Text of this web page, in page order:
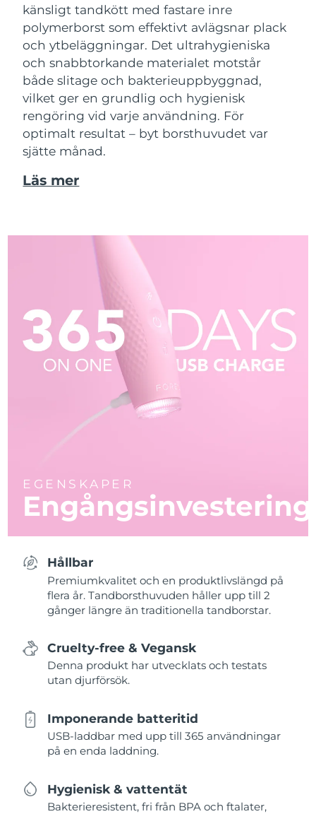
känsligt tandkött med fastare inre
polymerborst som effektivt avlägsnar plack
och ytbeläggningar. Det ultrahygieniska
och snabbtorkande materialet motstår
både slitage och bakterieuppbyggnad,
vilket ger en grundlig och hygienisk
rengöring vid varje användning. För
optimalt resultat – byt borsthuvudet var
sjätte månad.
Läs mer
EGENSKAPER
Engångsinvestering
Hållbar
Premiumkvalitet och en produktlivslängd på
flera år. Tandborsthuvuden håller upp till 2
gånger längre än traditionella tandborstar.
Cruelty-free & Vegansk
Denna produkt har utvecklats och testats
utan djurförsök.
Imponerande batteritid
USB-laddbar med upp till 365 användningar
på en enda laddning.
Hygienisk & vattentät
Bakterieresistent, fri från BPA och ftalater,